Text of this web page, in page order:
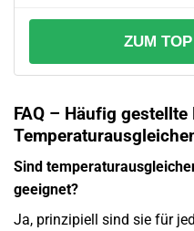
ZUM
FAQ – Häufig gestellte
Sind
geeignet?
Ja, prinzipiell sind sie für